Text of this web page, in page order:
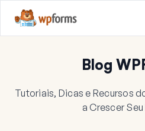
Blog
Tutoriais, Dicas e Recursos
a Crescer